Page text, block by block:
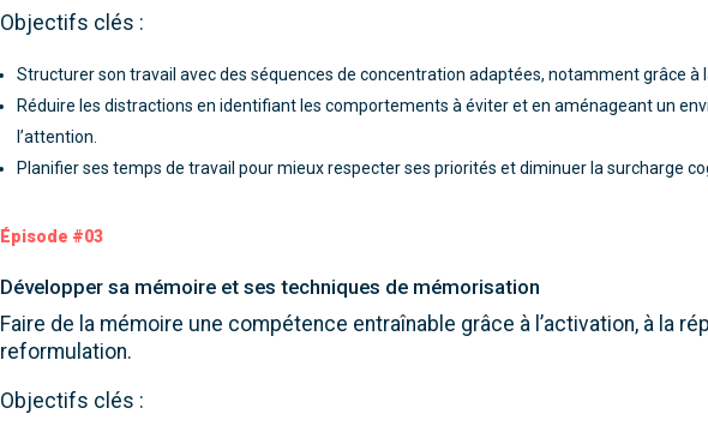
Objectifs clés :
Structurer son travail avec des séquences de concentration adaptées, notamment grâce à
Réduire les distractions en identifiant les comportements à éviter et en aménageant un
l’attention.
Planifier ses temps de travail pour mieux respecter ses priorités et diminuer la surcharge
Épisode #03
Développer sa mémoire et ses techniques de mémorisation
Faire de la mémoire une compétence entraînable grâce à l’activation, à la
reformulation.
Objectifs clés :